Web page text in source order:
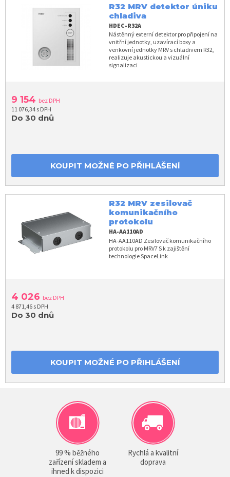
R32 MRV detektor úniku
chladiva
HDEC-R32A
Nástěnný externí detektor pro připojení na
vnitřní jednotky, uzavírací boxy a
venkovní jednotky MRV s chladivem R32,
realizuje akustickou a vizuální
signalizaci
9 154 bez DPH
11 076,34 s DPH
Do 30 dnů
KOUPIT MOŽNÉ PO PŘIHLÁŠENÍ
R32 MRV zesilovač
komunikačního
protokolu
HA-AA110AD
HA-AA110AD Zesilovač komunikačního
protokolu pro MRV7 S k zajištění
technologie SpaceLink
4 026 bez DPH
4 871,46 s DPH
Do 30 dnů
KOUPIT MOŽNÉ PO PŘIHLÁŠENÍ
99 % běžného
zařízení skladem a
ihned k dispozici
Rychlá a kvalitní
doprava